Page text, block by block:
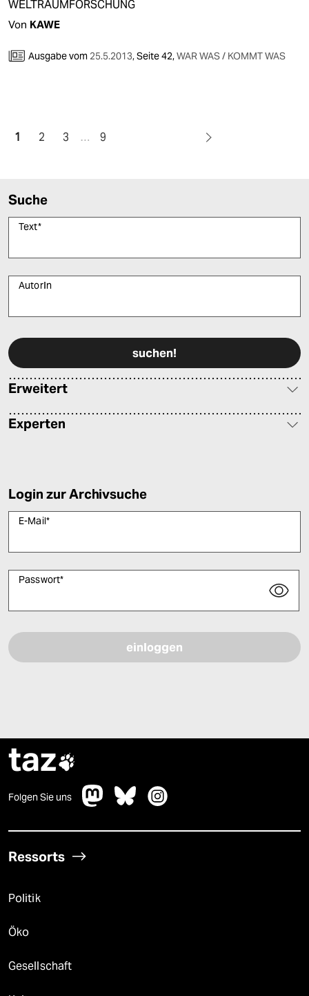
WELTRAUMFORSCHUNG
Von KAWE
Ausgabe vom 25.5.2013,Seite 42,WAR WAS / KOMMT WAS
1 2 3 … 9
Suche
Text*
AutorIn
Erweitert
Experten
Login zur Archivsuche
E-Mail*
Passwort*
taz
Folgen Sie uns
Ressorts
Politik
Öko
Gesellschaft